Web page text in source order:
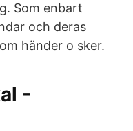
Som enbart
och deras
händer o sker.
-